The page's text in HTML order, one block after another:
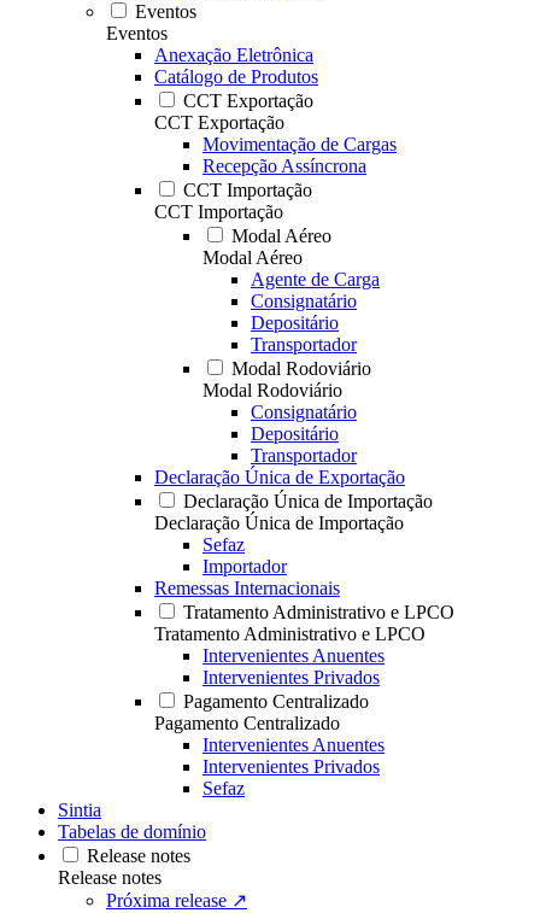
Eventos
Eventos
Anexação Eletrônica
Catálogo de Produtos
CCT Exportação
CCT Exportação
Movimentação de Cargas
Recepção Assíncrona
CCT Importação
CCT Importação
Modal Aéreo
Modal Aéreo
Agente de Carga
Consignatário
Depositário
Transportador
Modal Rodoviário
Modal Rodoviário
Consignatário
Depositário
Transportador
Declaração Única de Exportação
Declaração Única de Importação
Declaração Única de Importação
Sefaz
Importador
Remessas Internacionais
Tratamento Administrativo e LPCO
Tratamento Administrativo e LPCO
Intervenientes Anuentes
Intervenientes Privados
Pagamento Centralizado
Pagamento Centralizado
Intervenientes Anuentes
Intervenientes Privados
Sefaz
Sintia
Tabelas de domínio
Release notes
Release notes
Próxima release ↗